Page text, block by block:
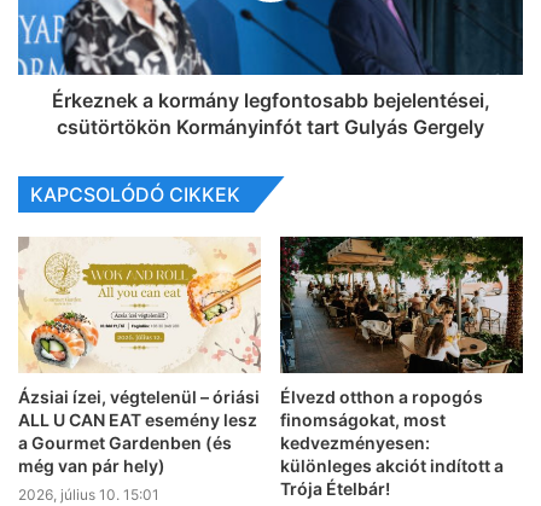
Érkeznek a kormány legfontosabb bejelentései,
csütörtökön Kormányinfót tart Gulyás Gergely
KAPCSOLÓDÓ CIKKEK
Ázsiai ízei, végtelenül – óriási
ALL U CAN EAT esemény lesz
a Gourmet Gardenben (és
még van pár hely)
2026, július 10. 15:01
Élvezd otthon a ropogós
finomságokat, most
kedvezményesen:
különleges akciót indított a
Trója Ételbár!